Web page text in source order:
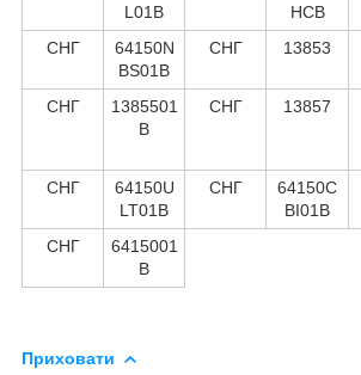
L01B
HCB
СНГ
64150N
BS01B
СНГ 13853
СНГ
1385501
B
СНГ 13857
СНГ
64150U
LT01B
СНГ
64150C
BI01B
СНГ
6415001
B
Приховати